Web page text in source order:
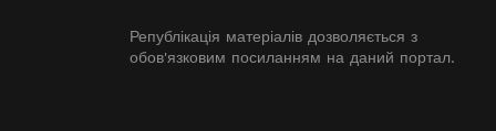
Републікація матеріалів дозволяється з
обов'язковим посиланням на даний портал.